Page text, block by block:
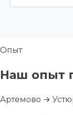
Опыт
Наш опыт
Артемово →